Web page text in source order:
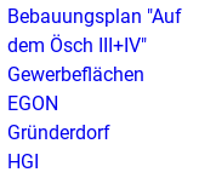
Bebauungsplan "Auf
dem Ösch III+IV"
Gewerbeflächen
EGON
Gründerdorf
HGI